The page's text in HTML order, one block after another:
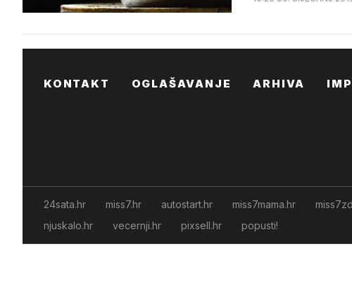
KONTAKT OGLAŠAVANJE ARHIVA
24sata.hr miss7.hr autostart.hr miss7mama.hr
njuskalo.hr
vecernji.hr pixsell.hr popusti!